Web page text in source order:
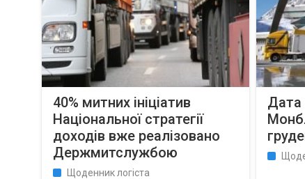
40% митних ініціатив
Національної стратегії
доходів вже реалізовано
Держмитслужбою
Щоденник логіста
Дата